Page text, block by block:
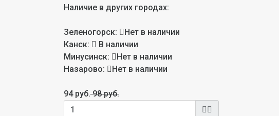
Наличие в других городах:
Зеленогорск:
Нет в наличии
Канск:
В наличии
Минусинск:
Нет в наличии
Назарово:
Нет в наличии
94 руб.98 руб.